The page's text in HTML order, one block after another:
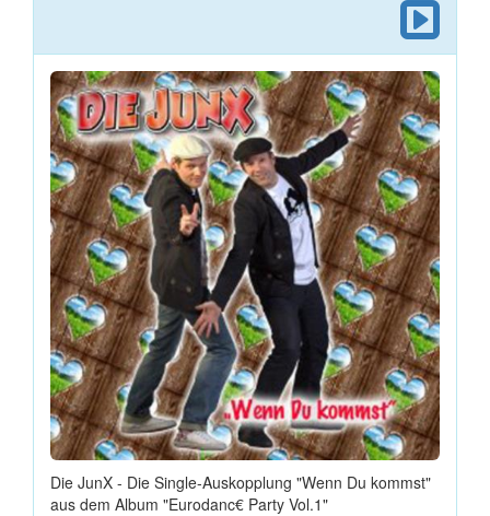
Die JunX - Die Single-Auskopplung "Wenn Du kommst"
aus dem Album "Eurodanc€ Party Vol.1"